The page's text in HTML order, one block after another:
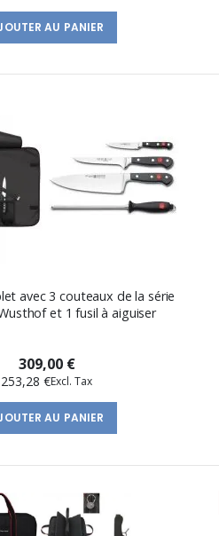
AU PANIER
avec 3 couteaux de la série
et 1 fusil à aiguiser
309,00 €
253,28 €
AU PANIER